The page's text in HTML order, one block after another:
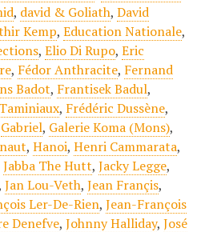
, david & Goliath, David
Kemp, Education Nationale,
, Elio Di Rupo, Eric
, Fédor Anthracite, Fernand
Badot, Frantisek Badul,
, Frédéric Dussène,
Gabriel, Galerie Koma (Mons),
, Hanoi, Henri Cammarata,
Jabba The Hutt, Jacky Legge,
Jan Lou-Veth, Jean Françis,
Ler-De-Rien, Jean-François
Denefve, Johnny Halliday, José